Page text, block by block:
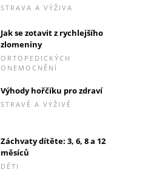
STRAVA A VÝŽIVA
Jak se zotavit z rychlejšího
zlomeniny
ORTOPEDICKÝCH
ONEMOCNĚNÍ
Výhody hořčíku pro zdraví
STRAVĚ A VÝŽIVĚ
Záchvaty dítěte: 3, 6, 8 a 12
měsíců
DĚTI